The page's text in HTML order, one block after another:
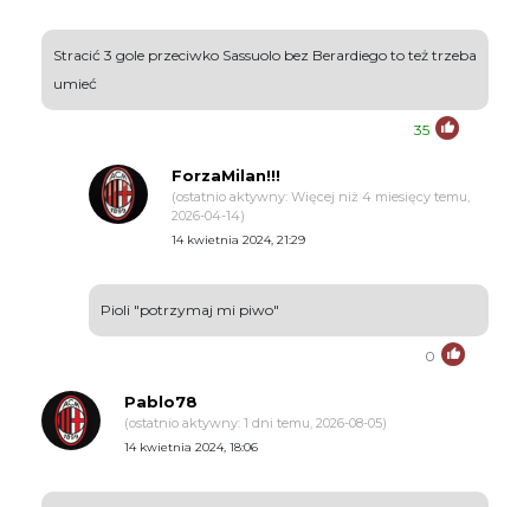
Stracić 3 gole przeciwko Sassuolo bez Berardiego to też trzeba
umieć
35
ForzaMilan!!!
(ostatnio aktywny: Więcej niż 4 miesięcy temu,
2026-04-14)
14 kwietnia 2024, 21:29
Pioli "potrzymaj mi piwo"
0
Pablo78
(ostatnio aktywny: 1 dni temu, 2026-08-05)
14 kwietnia 2024, 18:06